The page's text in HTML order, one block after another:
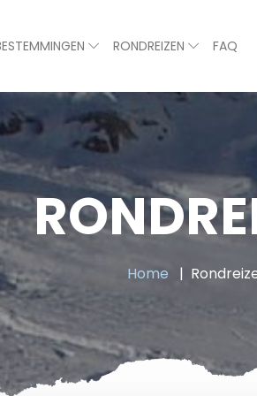
RONDREIZEN FAQ
Home